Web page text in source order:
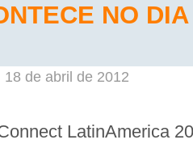
NO
18 de abril de 2012
LatinAmerica